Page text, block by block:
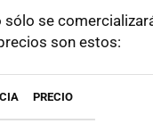
se
son estos:
PRECIO